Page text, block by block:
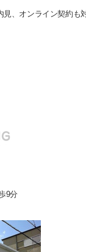
見、オンライン契約も
9分